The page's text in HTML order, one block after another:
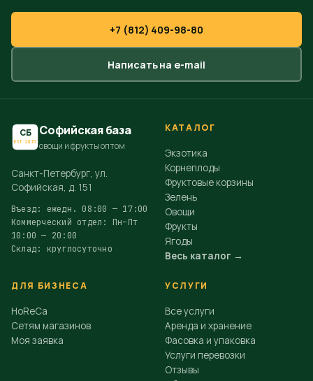
+7 (812) 409-98-80
Написать на e-mail
СБ
EST.2015
Софийская база
овощи и фрукты оптом
Санкт-Петербург, ул.
Софийская, д. 151
Въезд: ежедн. 08:00 — 17:00
Коммерческий отдел: Пн–Пт
10:00 — 20:00
Склад: круглосуточно
КАТАЛОГ
Экзотика
Корнеплоды
Фруктовые корзины
Зелень
Овощи
Фрукты
Ягоды
Весь каталог →
ДЛЯ БИЗНЕСА
HoReCa
Сетям магазинов
Моя заявка
УСЛУГИ
Все услуги
Аренда и хранение
Фасовка и упаковка
Услуги перевозки
Отзывы